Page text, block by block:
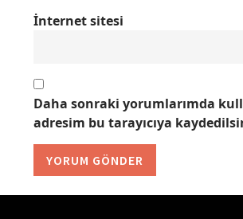
İnternet sitesi
Daha sonraki yorumlarımda
adresim bu tarayıcıya